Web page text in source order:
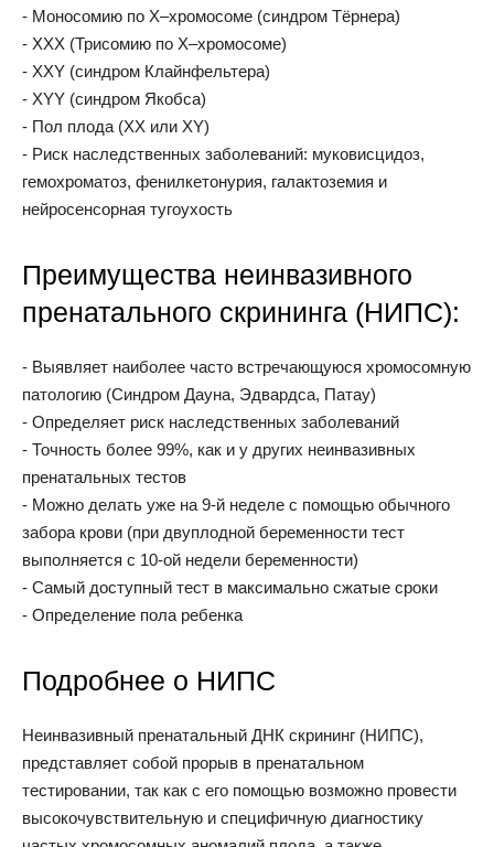
- Моносомию по Х–хромосоме (синдром Тёрнера)
- XXX (Трисомию по Х–хромосоме)
- XXY (синдром Клайнфельтера)
- XYY (синдром Якобса)
- Пол плода (XX или XY)
- Риск наследственных заболеваний: муковисцидоз,
гемохроматоз, фенилкетонурия, галактоземия и
нейросенсорная тугоухость
Преимущества неинвазивного
пренатального скрининга (НИПС):
- Выявляет наиболее часто встречающуюся хромосомную
патологию (Синдром Дауна, Эдвардса, Патау)
- Определяет риск наследственных заболеваний
- Точность более 99%, как и у других неинвазивных
пренатальных тестов
- Можно делать уже на 9-й неделе с помощью обычного
забора крови (при двуплодной беременности тест
выполняется с 10-ой недели беременности)
- Самый доступный тест в максимально сжатые сроки
- Определение пола ребенка
Подробнее о НИПС
Неинвазивный пренатальный ДНК скрининг (НИПС),
представляет собой прорыв в пренатальном
тестировании, так как с его помощью возможно провести
высокочувствительную и специфичную диагностику